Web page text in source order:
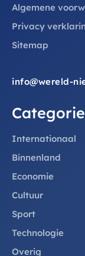
Algemene
Privacy
Sitemap
info@wereld-
Internationaal
Binnenland
Economie
Cultuur
Sport
Technologie
Overig